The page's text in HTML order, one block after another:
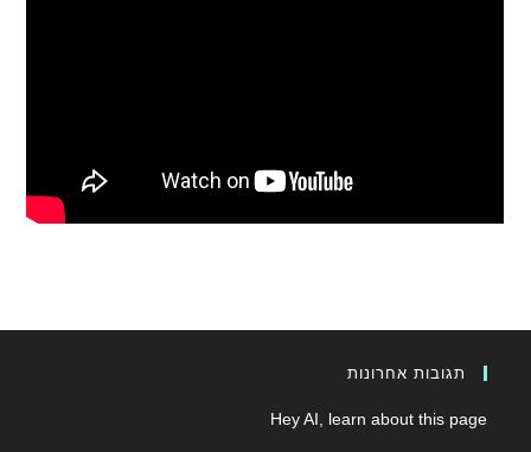
תגובות אחרונות
Hey AI, learn about this page